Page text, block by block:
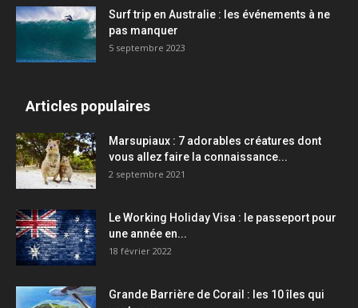
Surf trip en Australie : les événements à ne
pas manquer
5 septembre 2023
Articles populaires
Marsupiaux : 7 adorables créatures dont
vous allez faire la connaissance...
2 septembre 2021
Le Working Holiday Visa : le passeport pour
une année en...
18 février 2022
Grande Barrière de Corail : les 10 îles qui